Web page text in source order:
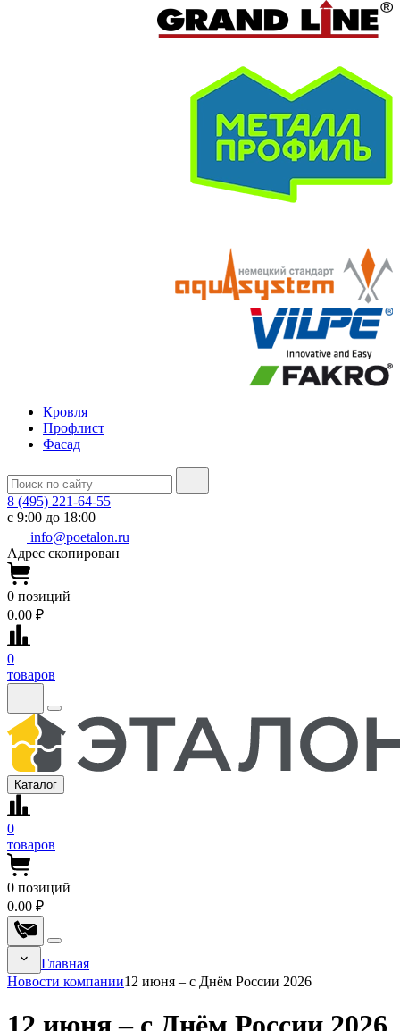
Кровля
Профлист
Фасад
8 (495) 221-64-55
с 9:00 до 18:00
info@poetalon.ru
Адрес скопирован
0 позиций
0.00 ₽
0
товаров
Каталог
0
товаров
0 позиций
0.00 ₽
Главная
Новости компании12 июня – с Днём России 2026